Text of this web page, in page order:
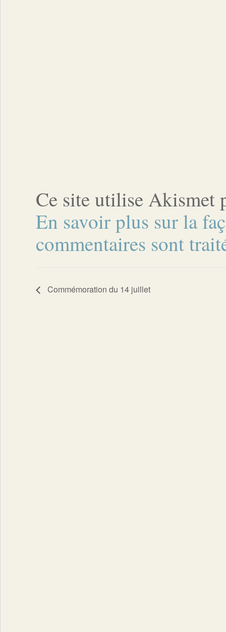
Ce site utilise Akismet
En savoir plus sur la
commentaires sont
Commémoration du 14 juillet